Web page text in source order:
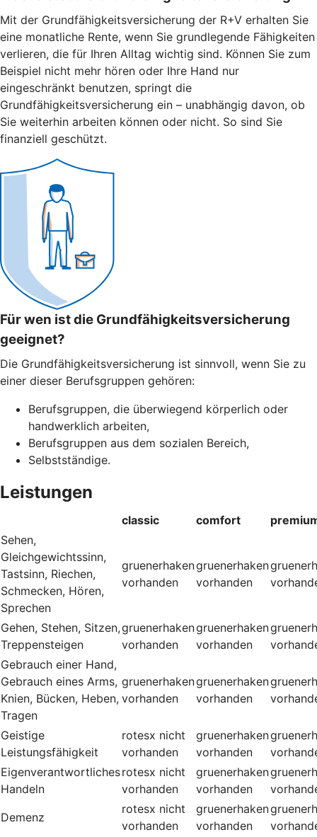
Mit der Grundfähigkeitsversicherung der R+V erhalten Sie
eine monatliche Rente, wenn Sie grundlegende Fähigkeiten
verlieren, die für Ihren Alltag wichtig sind. Können Sie zum
Beispiel nicht mehr hören oder Ihre Hand nur
eingeschränkt benutzen, springt die
Grundfähigkeitsversicherung ein – unabhängig davon, ob
Sie weiterhin arbeiten können oder nicht. So sind Sie
finanziell geschützt.
Für wen ist die Grundfähigkeitsversicherung
geeignet?
Die Grundfähigkeitsversicherung ist sinnvoll, wenn Sie zu
einer dieser Berufsgruppen gehören:
Berufsgruppen, die überwiegend körperlich oder
handwerklich arbeiten,
Berufsgruppen aus dem sozialen Bereich,
Selbstständige.
Leistungen
classic comfort
Sehen,
Gleichgewichtssinn,
Tastsinn, Riechen,
Schmecken, Hören,
Sprechen
gruenerhaken
vorhanden
gruenerhaken
vorhanden
Gehen, Stehen, Sitzen,
Treppensteigen
gruenerhaken
vorhanden
gruenerhaken
vorhanden
Gebrauch einer Hand,
Gebrauch eines Arms,
Knien, Bücken, Heben,
Tragen
gruenerhaken
vorhanden
gruenerhaken
vorhanden
Geistige
Leistungsfähigkeit
rotesx nicht
vorhanden
gruenerhaken
vorhanden
Eigenverantwortliches
Handeln
rotesx nicht
vorhanden
gruenerhaken
vorhanden
Demenz
rotesx nicht
vorhanden
gruenerhaken
vorhanden